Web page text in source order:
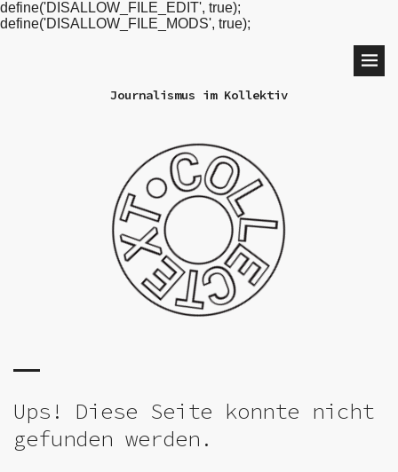
define('DISALLOW_FILE_EDIT', true);
define('DISALLOW_FILE_MODS', true);
Journalismus im Kollektiv
Ups! Diese Seite konnte nicht
gefunden werden.